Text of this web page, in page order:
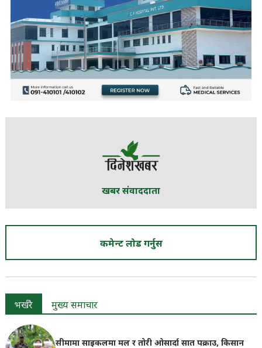
खबर संवाददाता
कमेन्ट लोड गर्नुस
भर्खरै मुख्य समाचार
सीमामा साइकलमा मल र तोरी ओसार्दा सात पक्राउ, किसान